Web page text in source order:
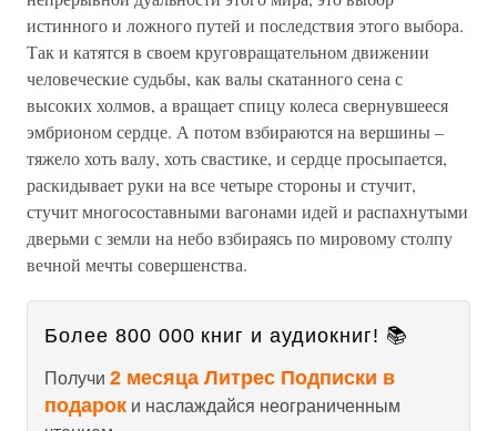
истинного и ложного путей и последствия этого выбора.
Так и катятся в своем круговращательном движении
человеческие судьбы, как валы скатанного сена с
высоких холмов, а вращает спицу колеса свернувшееся
эмбрионом сердце. А потом взбираются на вершины –
тяжело хоть валу, хоть свастике, и сердце просыпается,
раскидывает руки на все четыре стороны и стучит,
стучит многосоставными вагонами идей и распахнутыми
дверьми с земли на небо взбираясь по мировому столпу
вечной мечты совершенства.
Более 800 000 книг и аудиокниг! 📚
Получи 2 месяца Литрес Подписки в
подарок и наслаждайся неограниченным